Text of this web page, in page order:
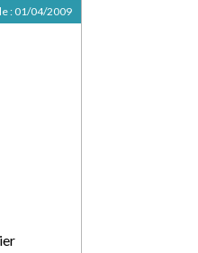
:01/04/2009